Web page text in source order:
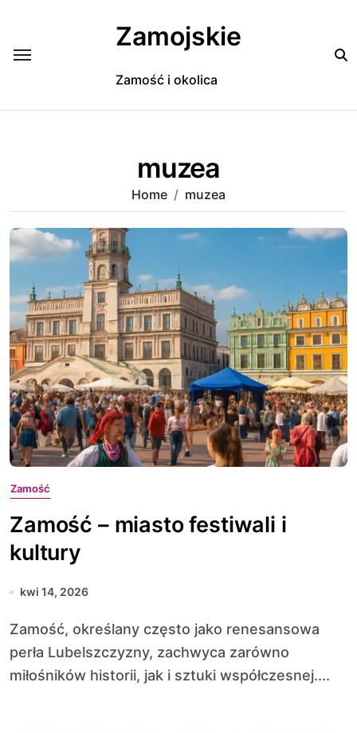
Zamojskie
Zamość i okolica
muzea
Home muzea
Zamość
Zamość – miasto festiwali i
kultury
kwi 14, 2026
Zamość, określany często jako renesansowa
perła Lubelszczyzny, zachwyca zarówno
miłośników historii, jak i sztuki współczesnej....